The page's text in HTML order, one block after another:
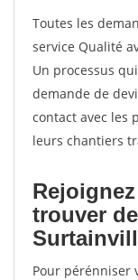
Toutes les
service Qualité
Un processus
demande de
contact avec les
leurs chantiers
trouver
Pour pérénniser